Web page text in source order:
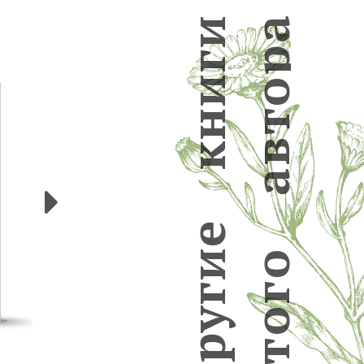
р
у
г
и
е
к
н
и
г
и
т
о
г
о
а
в
т
о
р
а
Следующие